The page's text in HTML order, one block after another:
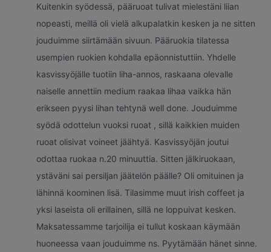
Kuitenkin syödessä, pääruoat tulivat mielestäni liian
nopeasti, meillä oli vielä alkupalatkin kesken ja ne sitten
jouduimme siirtämään sivuun. Pääruokia tilatessa
usempien ruokien kohdalla epäonnistuttiin. Yhdelle
kasvissyöjälle tuotiin liha-annos, raskaana olevalle
naiselle annettiin medium raakaa lihaa vaikka hän
erikseen pyysi lihan tehtynä well done. Jouduimme
syödä odottelun vuoksi ruoat , sillä kaikkien muiden
ruoat olisivat voineet jäähtyä. Kasvissyöjän joutui
odottaa ruokaa n.20 minuuttia. Sitten jälkiruokaan,
ystäväni sai persiljan jäätelön päälle? Oli omituinen ja
lähinnä koominen lisä. Tilasimme muut irish coffeet ja
yksi laseista oli erillainen, sillä ne loppuivat kesken.
Maksatessamme tarjoilija ei tullut koskaan käymään
huoneessa vaan jouduimme ns. Pyytämään hänet sinne.